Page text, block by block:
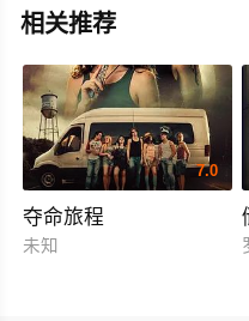
相关推荐
7.0
夺命旅程
未知